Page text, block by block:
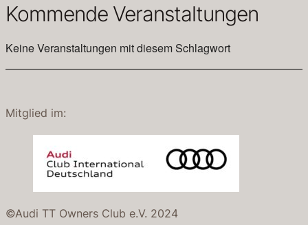
Kommende Veranstaltungen
Keine Veranstaltungen mit diesem Schlagwort
Mitglied im:
©Audi TT Owners Club e.V. 2024